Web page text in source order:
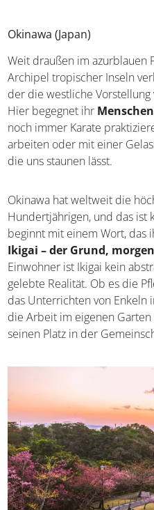
Okinawa (Japan)
Weit draußen im azurblauen
einem Archipel tropischer
ein Ort, der die westliche
Kopf stellt. Hier begegnet ihr
Neunzigern, die noch
Gelassenheit durchs Leben
Okinawa hat weltweit die
Hundertjährigen, und das ist
beginnt mit einem Wort, das
werdet:Ikigai – der
Für die Einwohner ist Ikigai
sondern gelebte Realität. Ob
Familienschreins ist, das
jeder hat seine Aufgabe,